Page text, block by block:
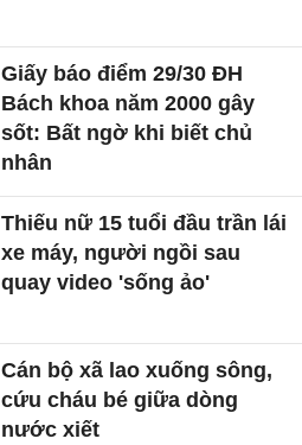
Giấy báo điểm 29/30 ĐH
Bách khoa năm 2000 gây
sốt: Bất ngờ khi biết chủ
nhân
Thiếu nữ 15 tuổi đầu trần lái
xe máy, người ngồi sau
quay video 'sống ảo'
Cán bộ xã lao xuống sông,
cứu cháu bé giữa dòng
nước xiết